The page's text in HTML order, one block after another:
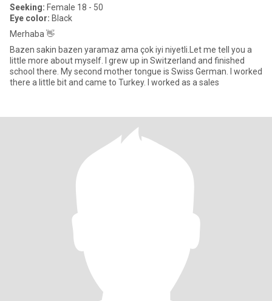
Seeking: Female 18 - 50
Eye color: Black
Merhaba 👋
Bazen sakin bazen yaramaz ama çok iyi niyetli.Let me tell you a
little more about myself. I grew up in Switzerland and finished
school there. My second mother tongue is Swiss German. I worked
there a little bit and came to Turkey. I worked as a sales